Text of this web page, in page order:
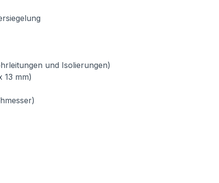
und Isolierungen)
mm)